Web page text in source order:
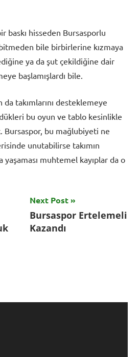
baskı hisseden Bursasporlu
bile birbirlerine kızmaya
ya da şut çekildiğine dair
başlamışlardı bile.
da takımlarını desteklemeye
bu oyun ve tablo kesinlikle
Bursaspor, bu mağlubiyeti ne
unutabilirse takımın
muhtemel kayıplar da o
Next Post
Bursaspor Ertelemeli
Kazandı